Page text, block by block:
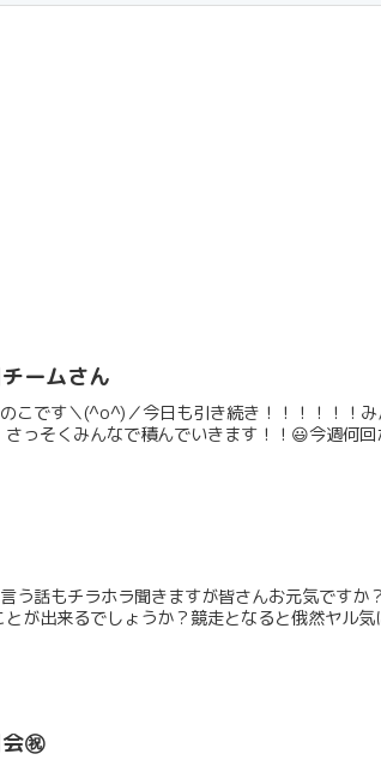
ームさん
こです＼(^o^)／今日も引き続き！！！！！！
っそくみんなで積んでいきます！！😃今週何回
う話もチラホラ聞きますが皆さんお元気です
が出来るでしょうか？競走となると俄然ヤル気
㊗️